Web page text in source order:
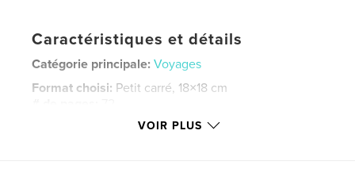
Caractéristiques et détails
Catégorie principale: Voyages
Format choisi: Petit carré, 18×18 cm
Date de publication:mai 23, 2017
VOIR PLUS